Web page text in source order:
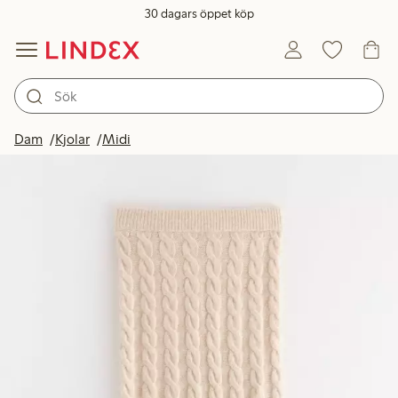
30 dagars öppet köp
Dam Kjolar Midi